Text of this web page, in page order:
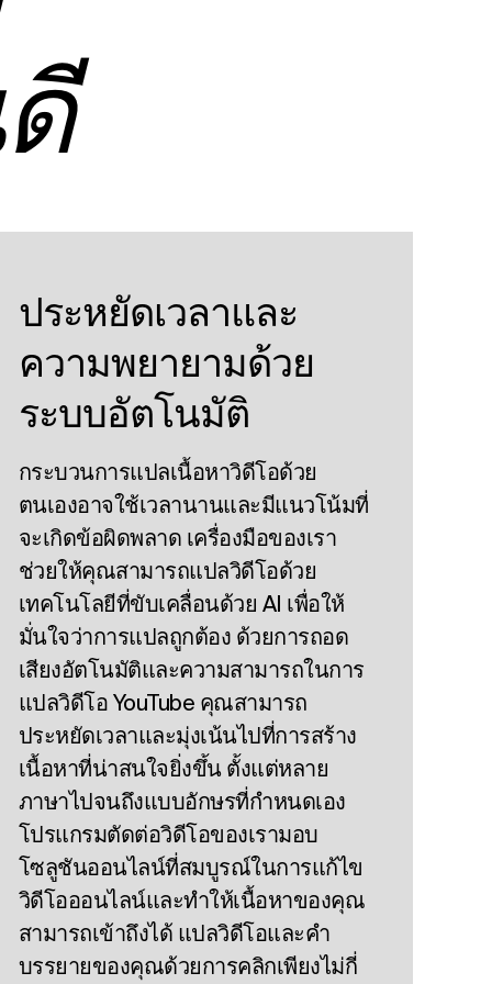
ประหยัดเวลาและ
ความพยายามด้วย
ระบบอัตโนมัติ
กระบวนการแปลเนื้อหาวิดีโอด้วย
ตนเองอาจใช้เวลานานและมีแนวโน้มที่
จะเกิดข้อผิดพลาด เครื่องมือของเรา
ช่วยให้คุณสามารถแปลวิดีโอด้วย
เทคโนโลยีที่ขับเคลื่อนด้วย AI เพื่อให้
มั่นใจว่าการแปลถูกต้อง ด้วยการถอด
เสียงอัตโนมัติและความสามารถในการ
แปลวิดีโอ YouTube คุณสามารถ
ประหยัดเวลาและมุ่งเน้นไปที่การสร้าง
เนื้อหาที่น่าสนใจยิ่งขึ้น ตั้งแต่หลาย
ภาษาไปจนถึงแบบอักษรที่กําหนดเอง
โปรแกรมตัดต่อวิดีโอของเรามอบ
โซลูชันออนไลน์ที่สมบูรณ์ในการแก้ไข
วิดีโอออนไลน์และทําให้เนื้อหาของคุณ
สามารถเข้าถึงได้ แปลวิดีโอและคํา
บรรยายของคุณด้วยการคลิกเพียงไม่กี่